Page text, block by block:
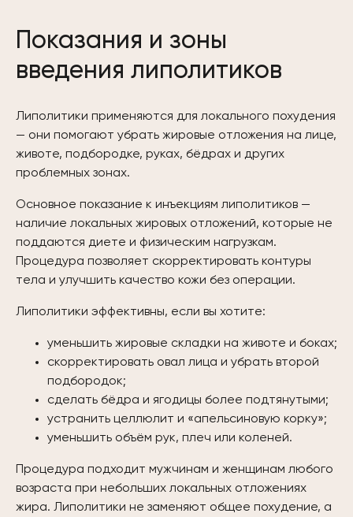
Показания и зоны
введения липолитиков
Липолитики применяются для локального похудения
— они помогают убрать жировые отложения на лице,
животе, подбородке, руках, бёдрах и других
проблемных зонах.
Основное показание к инъекциям липолитиков —
наличие локальных жировых отложений, которые не
поддаются диете и физическим нагрузкам.
Процедура позволяет скорректировать контуры
тела и улучшить качество кожи без операции.
Липолитики эффективны, если вы хотите:
уменьшить жировые складки на животе и боках;
скорректировать овал лица и убрать второй
подбородок;
сделать бёдра и ягодицы более подтянутыми;
устранить целлюлит и «апельсиновую корку»;
уменьшить объём рук, плеч или коленей.
Процедура подходит мужчинам и женщинам любого
возраста при небольших локальных отложениях
жира. Липолитики не заменяют общее похудение, а